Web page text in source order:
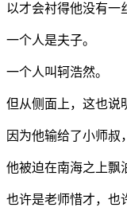
以才会衬得他没有一
一个人是夫子。
一个人叫轲浩然。
但从侧面上，这也说
因为他输给了小师叔
他被迫在南海之上飘
也许是老师惜才，也